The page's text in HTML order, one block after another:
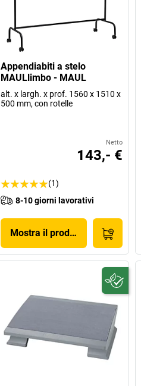
Appendiabiti a stelo
MAULlimbo - MAUL
alt. x largh. x prof. 1560 x 1510 x
500 mm, con rotelle
Netto
143,- €
(1)
8-10 giorni lavorativi
Mostra il prodotto